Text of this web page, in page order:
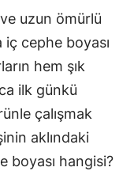
uzun ömürlü
cephe boyası
hem şık
ilk günkü
çalışmak
aklındaki
boyası hangisi?